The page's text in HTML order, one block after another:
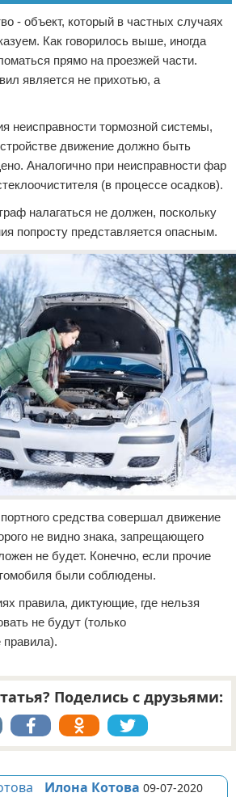
- объект, который в частных случаях
Как говорилось выше, иногда
прямо на проезжей части.
является не прихотью, а
неисправности тормозной системы,
движение должно быть
Аналогично при неисправности фар
(в процессе осадков).
налагаться не должен, поскольку
попросту представляется опасным.
средства совершал движение
не видно знака, запрещающего
не будет. Конечно, если прочие
были соблюдены.
правила, диктующие, где нельзя
не будут (только
Поделись с друзьями:
Илона Котова 09-07-2020